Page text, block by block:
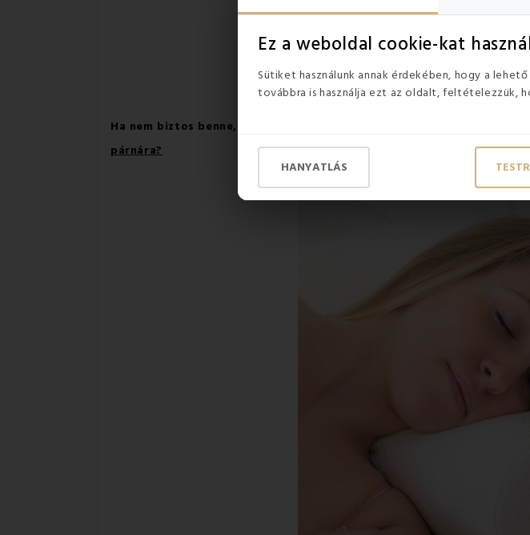
Ez a weboldal cookie-kat
Sütiket használunk annak érdekében, hogy a
továbbra is használja ezt az oldalt, feltételezzük,
HANYATLÁS
Ha nem biztos benne, hogy szüksége van-e anatómiai párnára vagy
párnára?